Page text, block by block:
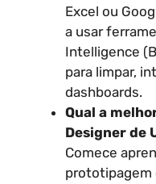
Excel ou
a usar
Intelligence
para limpar,
dashboards.
Qual a
Designer de
Comece
prototipagem